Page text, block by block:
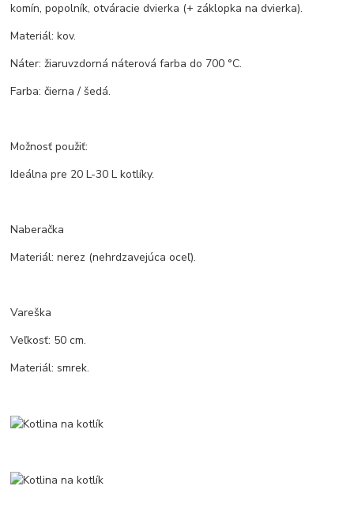
komín, popolník, otváracie dvierka (+ záklopka na dvierka).
Materiál: kov.
Náter: žiaruvzdorná náterová farba do 700 °C.
Farba: čierna / šedá.
Možnosť použiť:
Ideálna pre 20 L-30 L kotlíky.
Naberačka
Materiál: nerez (nehrdzavejúca oceľ).
Vareška
Veľkosť: 50 cm.
Materiál: smrek.